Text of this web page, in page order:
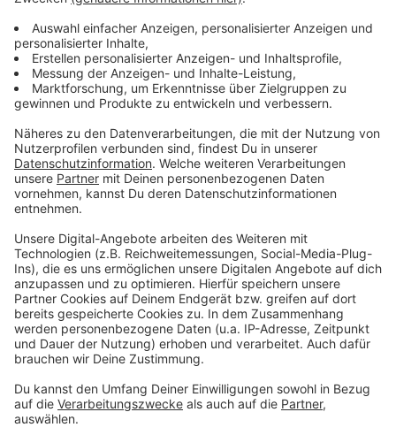
Anzeige
Politik und Selbstorganisation
Anzeige
Das Projekt wurde durch prominente Unterstützung
und weitere Politiker nahmen an einer simulierten
Stadtratssitzung teil. Die Kinder äußerten Wünsche
wie mehr Skatemöglichkeiten oder Geschäfte für
Jugendliche. Auch das Freizeitprogramm lag in
Kinderhand: Ein Schützenfest wurde organisiert, bei
dem Eigeninitiative und Teamarbeit im Vordergrund
Anzeige